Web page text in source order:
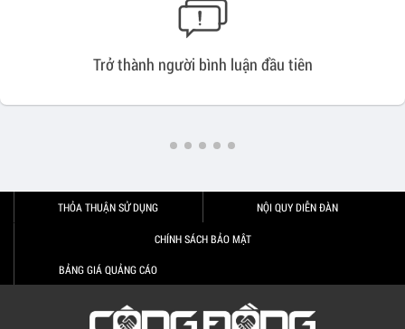
Trở thành người bình luận đầu tiên
THỎA THUẬN SỬ DỤNG NỘI QUY DIỄN ĐÀN
CHÍNH SÁCH BẢO MẬT
BẢNG GIÁ QUẢNG CÁO